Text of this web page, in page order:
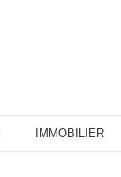
IMMOBILIER